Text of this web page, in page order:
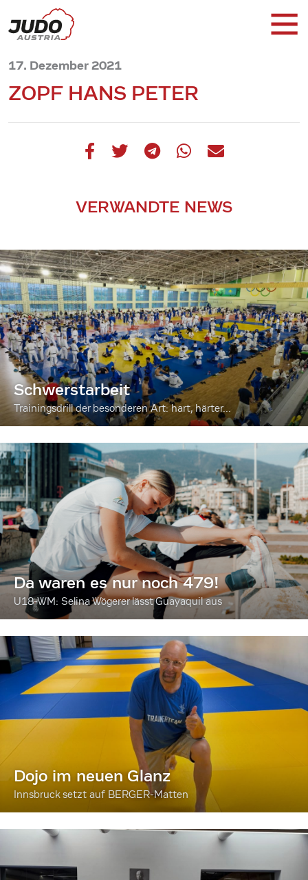
17. Dezember 2021
ZOPF HANS PETER
VERWANDTE NEWS
Schwerstarbeit
Trainingsdrill der besonderen Art: hart, härter...
Da waren es nur noch 479!
U18-WM: Selina Wögerer lässt Guayaquil aus
Dojo im neuen Glanz
Innsbruck setzt auf BERGER-Matten